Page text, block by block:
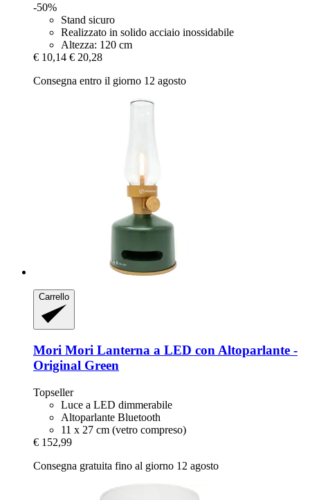
-50%
Stand sicuro
Realizzato in solido acciaio inossidabile
Altezza: 120 cm
€ 10,14 € 20,28
Consegna entro il giorno 12 agosto
Carrello
Mori Mori Lanterna a LED con Altoparlante -​
Original Green
Topseller
Luce a LED dimmerabile
Altoparlante Bluetooth
11 x 27 cm (vetro compreso)
€ 152,99
Consegna gratuita fino al giorno 12 agosto